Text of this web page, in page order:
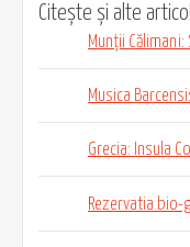
Citește și alte
Munții
Musica
Grecia: Insula
Rezervatia bio-